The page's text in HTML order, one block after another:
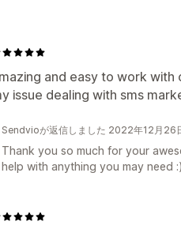
and easy to work
issue dealing with sms
Sendvioが返信しました 2022年12月26
Thank you so much for your
help with anything you may need :)